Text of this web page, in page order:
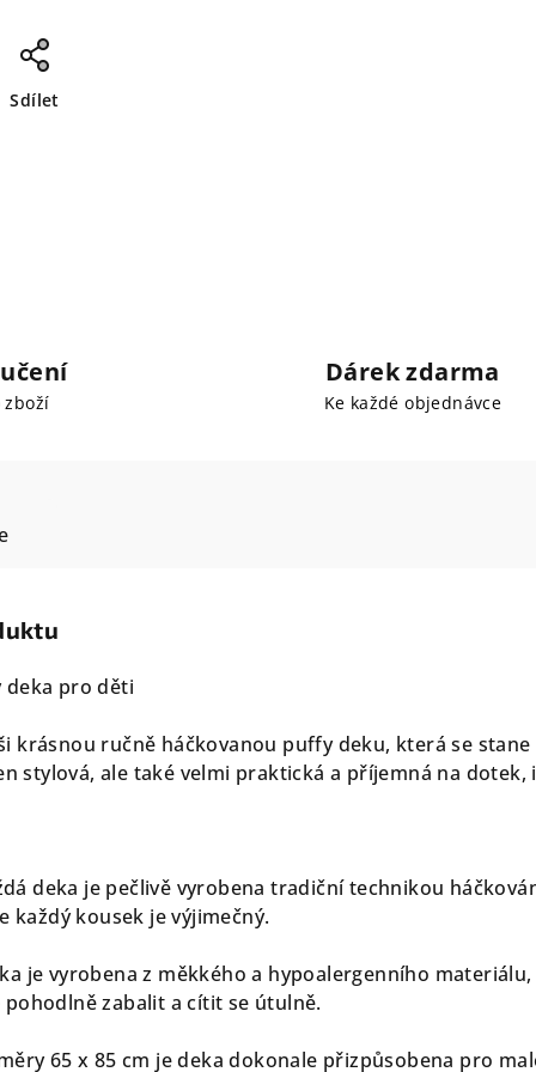
Sdílet
zboží
Dárek zdarma
Ke každé objednávce
deka pro děti
krásnou ručně háčkovanou puffy deku, která se
stylová, ale také velmi praktická a příjemná na
deka je pečlivě vyrobena tradiční technikou
každý kousek je výjimečný.
je vyrobena z měkkého a hypoalergenního
zabalit a cítit se útulně.
65 x 85 cm je deka dokonale přizpůsobena pro